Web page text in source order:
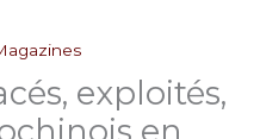
exploités,
en